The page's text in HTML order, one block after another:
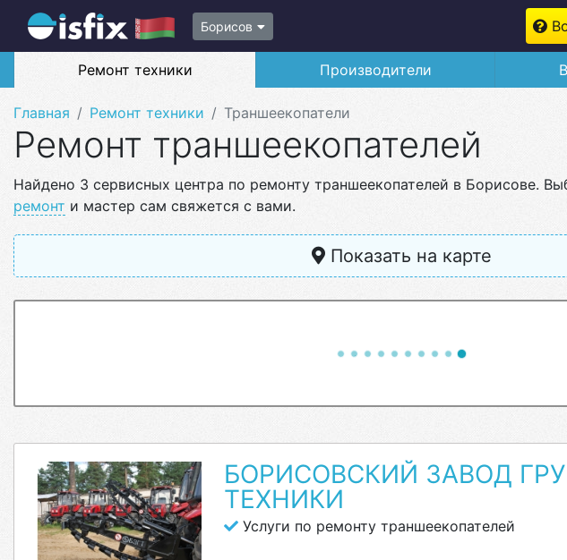
Борисов
Ремонт техники Производители
Главная Ремонт техники Траншеекопатели
Ремонт траншеекопателей
Найдено 3 сервисных центра по ремонту траншеекопателей в Борисове.
ремонт и мастер сам свяжется с вами.
Показать на карте
БОРИСОВСКИЙ ЗАВОД
ТЕХНИКИ
Услуги по ремонту траншеекопателей